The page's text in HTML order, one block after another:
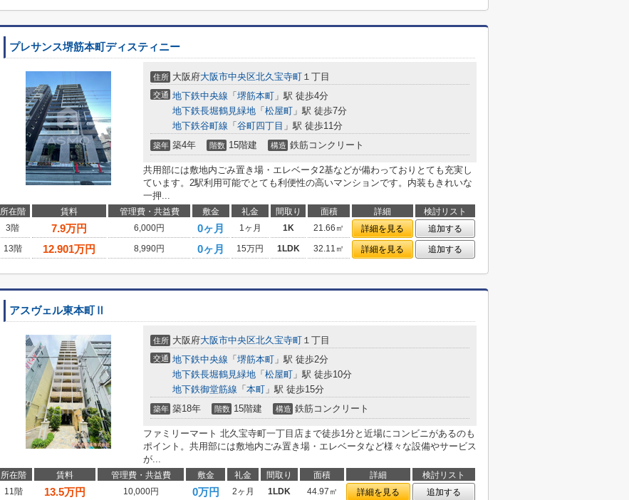
プレサンス堺筋本町ディスティニー
住所 大阪府大阪市中央区北久宝寺町 １丁目
交通 地下鉄中央線 「 堺筋本町 」駅 徒歩4分
地下鉄長堀鶴見緑地 「 松屋町 」駅 徒歩7分
地下鉄谷町線 「 谷町四丁目 」駅 徒歩11分
築年 築4年 階数 15階建 構造 鉄筋コンクリート
共用部には敷地内ごみ置き場・エレベータ2基などが備わっておりとても充実し
ています。2駅利用可能でとても利便性の高いマンションです。内装もきれいな
一押...
所在階 賃料 管理費・共益費 敷金 礼金 間取り 面積 詳細
検討リスト
3階
7.9万円 6,000円 0ヶ月 1ヶ月 1K 21.66㎡ 詳細を見る
追加する
13階
12.901万円 8,990円 0ヶ月 15万円 1LDK 32.11㎡ 詳細を見る 追加する
アスヴェル東本町Ⅱ
住所 大阪府大阪市中央区北久宝寺町 １丁目
交通 地下鉄中央線 「 堺筋本町 」駅 徒歩2分
地下鉄長堀鶴見緑地 「 松屋町 」駅 徒歩10分
地下鉄御堂筋線 「 本町 」駅 徒歩15分
築年 築18年 階数 15階建 構造 鉄筋コンクリート
ファミリーマート 北久宝寺町一丁目店まで徒歩1分と近場にコンビニがあるのも
ポイント。共用部には敷地内ごみ置き場・エレベータなど様々な設備やサービス
が...
所在階 賃料 管理費・共益費 敷金 礼金 間取り 面積 詳細
検討リスト
11階
13.5万円 10,000円 0万円 2ヶ月 1LDK 44.97㎡ 詳細を見る 追加する